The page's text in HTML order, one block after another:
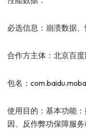
必选信息：崩溃数据
合作方主体：北京百
包名：
使用目的：基本功能
因、反作弊功保障服